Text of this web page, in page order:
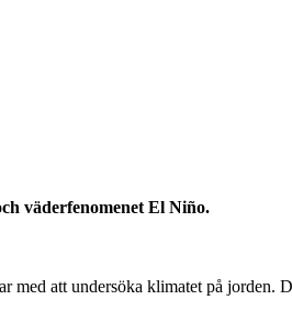
väderfenomenet El Niño.
att undersöka klimatet på jorden.